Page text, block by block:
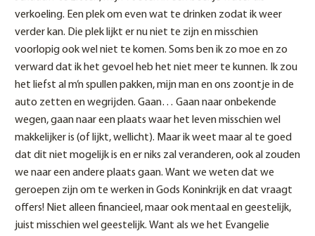
verkoeling. Een plek om even wat te drinken zodat ik weer
verder kan. Die plek lijkt er nu niet te zijn en misschien
voorlopig ook wel niet te komen. Soms ben ik zo moe en zo
verward dat ik het gevoel heb het niet meer te kunnen. Ik zou
het liefst al m’n spullen pakken, mijn man en ons zoontje in de
auto zetten en wegrijden. Gaan… Gaan naar onbekende
wegen, gaan naar een plaats waar het leven misschien wel
makkelijker is (of lijkt, wellicht). Maar ik weet maar al te goed
dat dit niet mogelijk is en er niks zal veranderen, ook al zouden
we naar een andere plaats gaan. Want we weten dat we
geroepen zijn om te werken in Gods Koninkrijk en dat vraagt
offers! Niet alleen financieel, maar ook mentaal en geestelijk,
juist misschien wel geestelijk. Want als we het Evangelie